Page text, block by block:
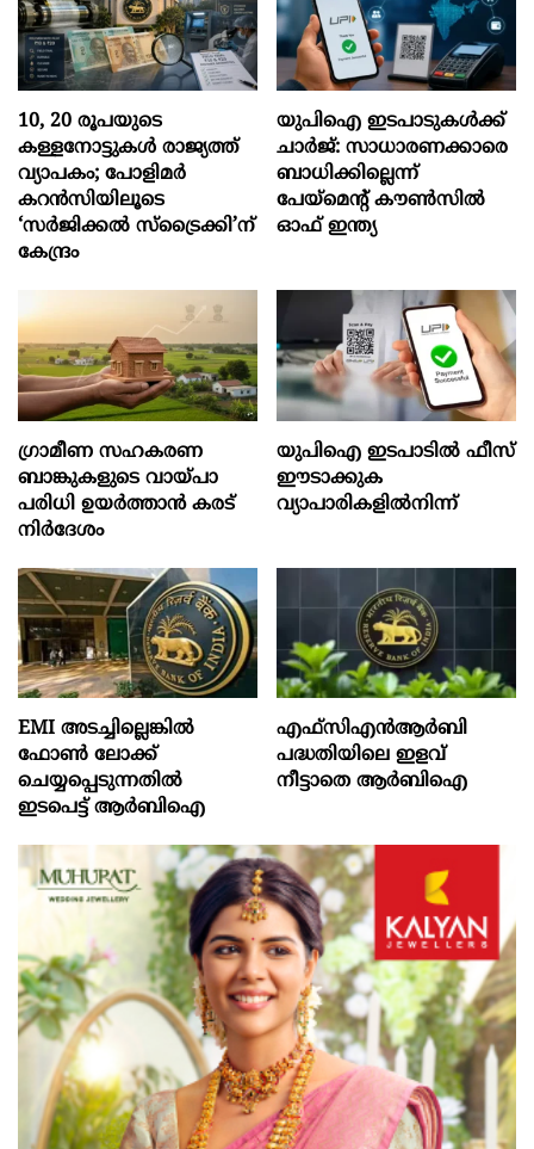
10, 20 രൂപയുടെ
കള്ളനോട്ടുകൾ രാജ്യത്ത്
വ്യാപകം; പോളിമർ
കറൻസിയിലൂടെ
‘സർജിക്കൽ സ്ട്രെെക്കി’ന്
കേന്ദ്രം
യുപിഐ ഇടപാടുകൾക്ക്
ചാർജ്: സാധാരണക്കാരെ
ബാധിക്കില്ലെന്ന്
പേയ്മെന്റ് കൗൺസിൽ
ഓഫ് ഇന്ത്യ
ഗ്രാമീണ സഹകരണ
ബാങ്കുകളുടെ വായ്പാ
പരിധി ഉയർത്താൻ കരട്
നിർദേശം
യുപിഐ ഇടപാടിൽ ഫീസ്
ഈടാക്കുക
വ്യാപാരികളിൽനിന്ന്
EMI അടച്ചില്ലെങ്കിൽ
ഫോൺ ലോക്ക്
ചെയ്യപ്പെടുന്നതിൽ
ഇടപെട്ട് ആർബിഐ
എഫ്സിഎൻആർബി
പദ്ധതിയിലെ ഇളവ്
നീട്ടാതെ ആർബിഐ